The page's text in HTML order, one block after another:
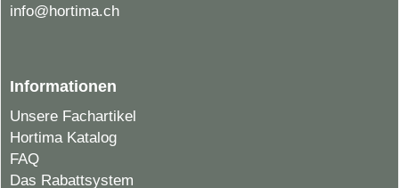
info@hortima.ch
Informationen
Unsere Fachartikel
Hortima Katalog
FAQ
Das Rabattsystem